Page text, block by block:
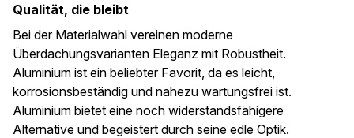
Qualität, die bleibt
Bei der Materialwahl vereinen moderne
Überdachungsvarianten Eleganz mit Robustheit.
Aluminium ist ein beliebter Favorit, da es leicht,
korrosionsbeständig und nahezu wartungsfrei ist.
Aluminium bietet eine noch widerstandsfähigere
Alternative und begeistert durch seine edle Optik.